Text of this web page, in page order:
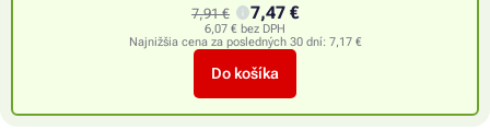
7,91 € 7,47 €
6,07 € bez DPH
Najnižšia cena za posledných 30 dní: 7,17 €
Do košíka